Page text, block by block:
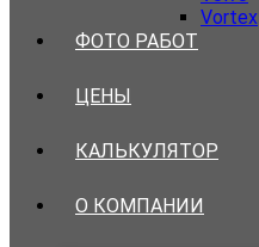
Vortex
ФОТО РАБОТ
ЦЕНЫ
КАЛЬКУЛЯТОР
О КОМПАНИИ